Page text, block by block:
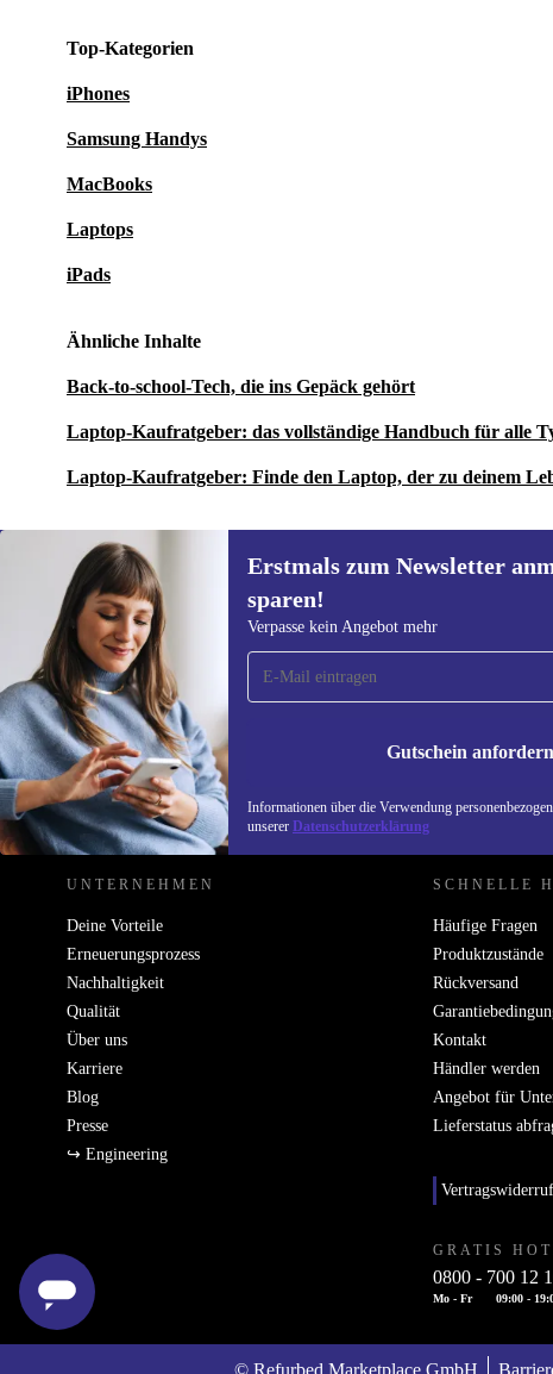
Top-Kategorien
iPhones
Samsung Handys
MacBooks
Laptops
iPads
Ähnliche Inhalte
Back-to-school-Tech, die ins Gepäck gehört
Laptop-Kaufratgeber: das vollständige Handbuch für alle
Laptop-Kaufratgeber: Finde den Laptop, der zu deinem
Erstmals zum Newsletter
sparen!
Verpasse kein Angebot mehr
Gutschein anfordern
Informationen über die Verwendung
unserer Datenschutzerklärung
Erstmals zum Newsletter
anmelden, 15 € sparen!
Verpasse kein Angebot mehr.
Informationen
REFURBED DEUTSCHLAND - RETHINK NEW.
UNTERNEHMEN
Deine Vorteile
Erneuerungsprozess
Nachhaltigkeit
Qualität
Über uns
Karriere
Blog
Presse
↪ Engineering
SCHNELLE
Häufige Fragen
Produktzustände
Rückversand
Kontakt
Händler werden
Angebot für
Lieferstatus
Vertragswiderruf
GRATIS
0800 - 700 12
Mo - Fr 09:00 -
© Refurbed Marketplace GmbH